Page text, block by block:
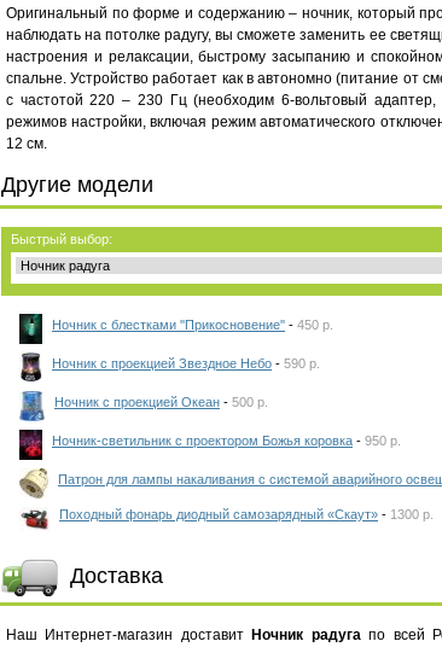
Оригинальный по форме и содержанию – ночник, который
наблюдать на потолке радугу, вы сможете заменить ее
настроения и релаксации, быстрому засыпанию и
спальне. Устройство работает как в автономно (питание от
с частотой 220 – 230 Гц (необходим 6-вольтовый адаптер,
режимов настройки, включая режим автоматического
12 см.
Другие модели
Быстрый выбор:
Ночник с блестками ''Прикосновение'' - 450 р.
Ночник с проекцией Звездное Небо - 590 р.
Ночник с проекцией Океан - 500 р.
Ночник-светильник с проектором Божья коровка - 950 р.
Патрон для лампы накаливания с системой аварийного
Походный фонарь диодный самозарядный «Скаут» - 1300 р.
Доставка
Наш Интернет-магазин доставит Ночник радугапо всей